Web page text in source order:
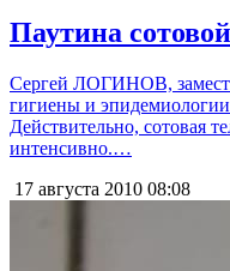
Паутина
Сергей ЛОГИНОВ,
гигиены и
Действительно, сотовая
интенсивно.…
17 августа 2010 08:08